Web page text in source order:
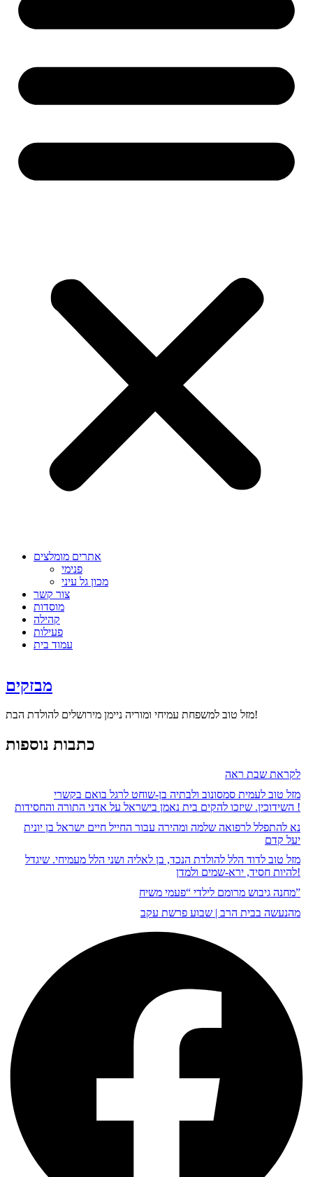
אתרים מומלצים
פנימי
מכון גל עיני
צור קשר
מוסדות
קהילה
פעילות
עמוד בית
מבזקים
מזל טוב למשפחת עמיחי ומוריה ניימן מירושלים להולדת הבת!
כתבות נוספות
לקראת שבת ראה
מזל טוב לעמית סמסונוב ולבתיה בן-שוחט לרגל בואם בקשרי
השידוכין. שיזכו להקים בית נאמן בישראל על אדני התורה והחסידות !
נא להתפלל לרפואה שלמה ומהירה עבור החייל חיים ישראל בן יונית
יעל קדם
מזל טוב לדוד הלל להולדת הנכד, בן לאליה ושני הלל מעמיחי. שיגדל
להיות חסיד, ירא-שמים ולמדן!
מחנה גיבוש מרומם לילדי “פעמי משיח”
מהנעשה בבית הרב | שבוע פרשת עקב